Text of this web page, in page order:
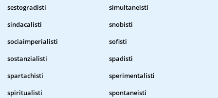
sestogradisti
simultaneisti
sindacalisti
snobisti
sociaimperialisti
sofisti
sostanzialisti
spadisti
spartachisti
sperimentalisti
spiritualisti
spontaneisti